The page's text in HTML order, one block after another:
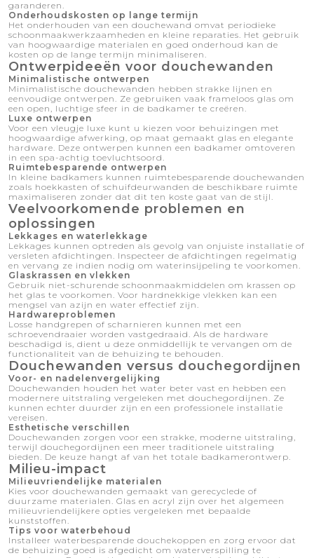
garanderen.
Onderhoudskosten op lange termijn
Het onderhouden van een douchewand omvat periodieke
schoonmaakwerkzaamheden en kleine reparaties. Het gebruik
van hoogwaardige materialen en goed onderhoud kan de
kosten op de lange termijn minimaliseren.
Ontwerpideeën voor douchewanden
Minimalistische ontwerpen
Minimalistische douchewanden hebben strakke lijnen en
eenvoudige ontwerpen. Ze gebruiken vaak frameloos glas om
een ​​open, luchtige sfeer in de badkamer te creëren.
Luxe ontwerpen
Voor een vleugje luxe kunt u kiezen voor behuizingen met
hoogwaardige afwerking, op maat gemaakt glas en elegante
hardware. Deze ontwerpen kunnen een badkamer omtoveren
in een spa-achtig toevluchtsoord.
Ruimtebesparende ontwerpen
In kleine badkamers kunnen ruimtebesparende douchewanden
zoals hoekkasten of schuifdeurwanden de beschikbare ruimte
maximaliseren zonder dat dit ten koste gaat van de stijl.
Veelvoorkomende problemen en
oplossingen
Lekkages en waterlekkage
Lekkages kunnen optreden als gevolg van onjuiste installatie of
versleten afdichtingen. Inspecteer de afdichtingen regelmatig
en vervang ze indien nodig om waterinsijpeling te voorkomen.
Glaskrassen en vlekken
Gebruik niet-schurende schoonmaakmiddelen om krassen op
het glas te voorkomen. Voor hardnekkige vlekken kan een
mengsel van azijn en water effectief zijn.
Hardwareproblemen
Losse handgrepen of scharnieren kunnen met een
schroevendraaier worden vastgedraaid. Als de hardware
beschadigd is, dient u deze onmiddellijk te vervangen om de
functionaliteit van de behuizing te behouden.
Douchewanden versus douchegordijnen
Voor- en nadelenvergelijking
Douchewanden houden het water beter vast en hebben een
modernere uitstraling vergeleken met douchegordijnen. Ze
kunnen echter duurder zijn en een professionele installatie
vereisen.
Esthetische verschillen
Douchewanden zorgen voor een strakke, moderne uitstraling,
terwijl douchegordijnen een meer traditionele uitstraling
bieden. De keuze hangt af van het totale badkamerontwerp.
Milieu-impact
Milieuvriendelijke materialen
Kies voor douchewanden gemaakt van gerecyclede of
duurzame materialen. Glas en acryl zijn over het algemeen
milieuvriendelijkere opties vergeleken met bepaalde
kunststoffen.
Tips voor waterbehoud
Installeer waterbesparende douchekoppen en zorg ervoor dat
de behuizing goed is afgedicht om waterverspilling te